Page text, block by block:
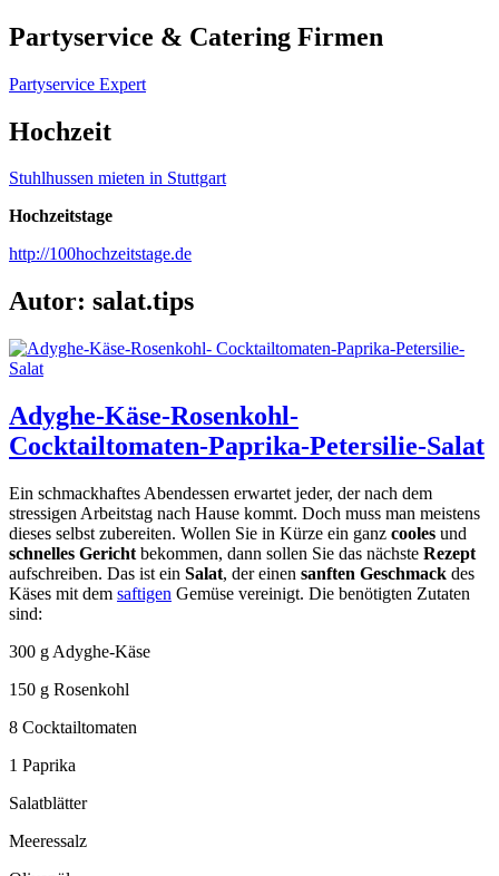
Partyservice & Catering Firmen
Partyservice Expert
Hochzeit
Stuhlhussen mieten in Stuttgart
Hochzeitstage
http://100hochzeitstage.de
Autor: salat.tips
Adyghe-Käse-Rosenkohl-
Cocktailtomaten-Paprika-Petersilie-Salat
Ein schmackhaftes Abendessen erwartet jeder, der nach dem
stressigen Arbeitstag nach Hause kommt. Doch muss man meistens
dieses selbst zubereiten. Wollen Sie in Kürze ein ganz cooles und
schnelles Gericht bekommen, dann sollen Sie das nächste Rezept
aufschreiben. Das ist ein Salat, der einen sanften Geschmack des
Käses mit dem saftigen Gemüse vereinigt. Die benötigten Zutaten
sind:
300 g Adyghe-Käse
150 g Rosenkohl
8 Cocktailtomaten
1 Paprika
Salatblätter
Meeressalz